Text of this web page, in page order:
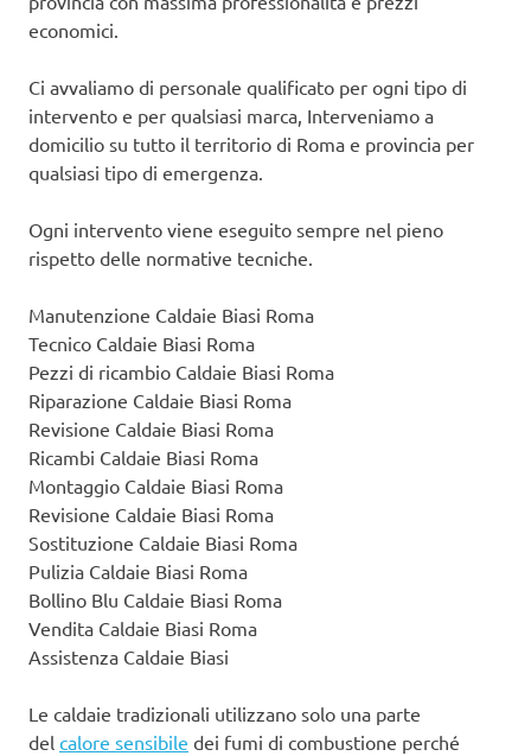
economici.
Ci avvaliamo di personale qualificato per ogni tipo di
intervento e per qualsiasi marca, Interveniamo a
domicilio su tutto il territorio di Roma e provincia per
qualsiasi tipo di emergenza.
Ogni intervento viene eseguito sempre nel pieno
rispetto delle normative tecniche.
Manutenzione Caldaie Biasi Roma
Tecnico Caldaie Biasi Roma
Pezzi di ricambio Caldaie Biasi Roma
Riparazione Caldaie Biasi Roma
Revisione Caldaie Biasi Roma
Ricambi Caldaie Biasi Roma
Montaggio Caldaie Biasi Roma
Revisione Caldaie Biasi Roma
Sostituzione Caldaie Biasi Roma
Pulizia Caldaie Biasi Roma
Bollino Blu Caldaie Biasi Roma
Vendita Caldaie Biasi Roma
Assistenza Caldaie Biasi
Le caldaie tradizionali utilizzano solo una parte
del calore sensibile dei fumi di combustione perché